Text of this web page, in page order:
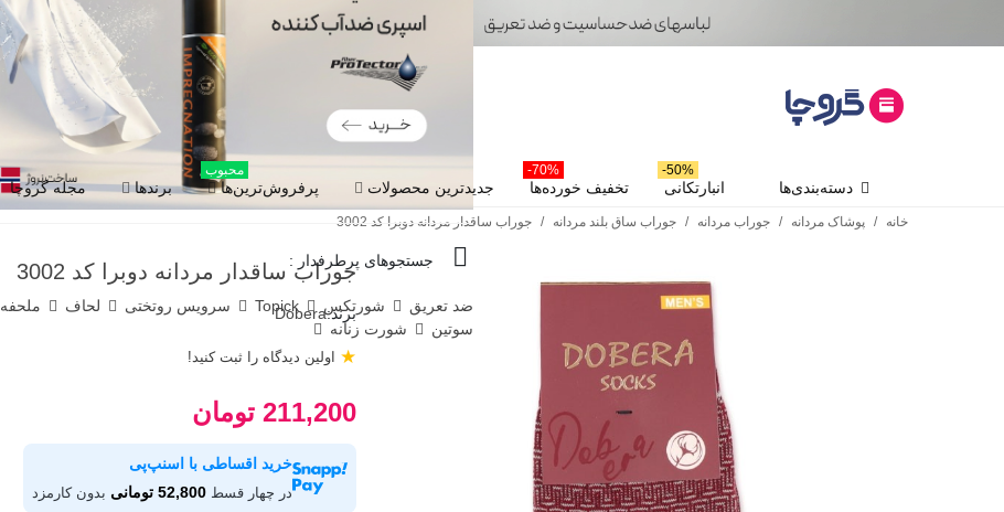
جستجوهای پرطرفدار :
ضد تعریق شورتکس Topick سرویس روتختی لحاف
ملحفه
سوتین
شورت زنانه
دسته‌بندی‌ها انبارتکانی
50%-
تخفیف خورده‌ها
70%-
جدیدترین محصولات پرفروش‌ترین‌ها
محبوب
برندها مجله گروچا
خانه / پوشاک مردانه / جوراب مردانه / جوراب ساق بلند مردانه / جوراب ساقدار مردانه دوبرا کد 3002
جوراب ساقدار مردانه دوبرا کد 3002
برند:Dobera
اولین دیدگاه را ثبت کنید! ★
211,200 تومان
خرید اقساطی با اسنپ‌پی
در چهار قسط 52,800 تومانی بدون کارمزد